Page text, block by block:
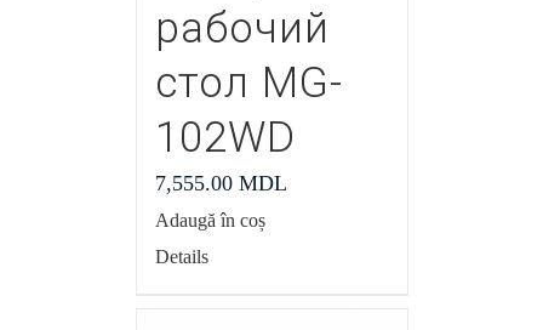
рабочий
стол MG-
102WD
7,555.00 MDL
Adaugă în coș
Details